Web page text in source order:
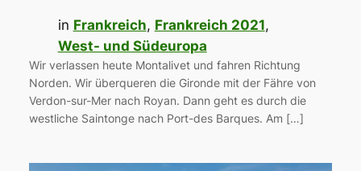
in Frankreich, Frankreich 2021
West- und Südeuropa
Wir verlassen heute Montalivet und fahren Richtung
Norden. Wir überqueren die Gironde mit der Fähre von
Verdon-sur-Mer nach Royan. Dann geht es durch die
westliche Saintonge nach Port-des Barques. Am […]